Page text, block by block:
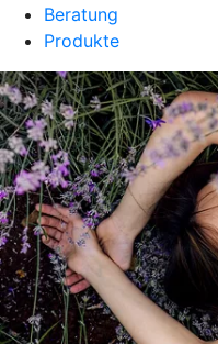
Beratung
Produkte